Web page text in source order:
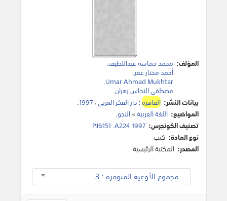
المؤلف: محمد حماسة عبداللطيف.
أحمد مختار عمر.
Umar Ahmad Mukhtar
.
مصطفى النحاس زهران.
بيانات النشر: القاهرة:دار الفكر العربي،1997
.
المواضيع: اللغة العربية>النحو.
تصنيف الكونجرس: PJ6151 .A224 1997
نوع المادة: كتب
المصدر: المكتبة الرئيسية
مجموع الأوعية المتوفرة : 3